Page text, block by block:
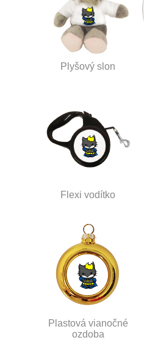
Plyšový slon
Flexi vodítko
Plastová vianočné
ozdoba